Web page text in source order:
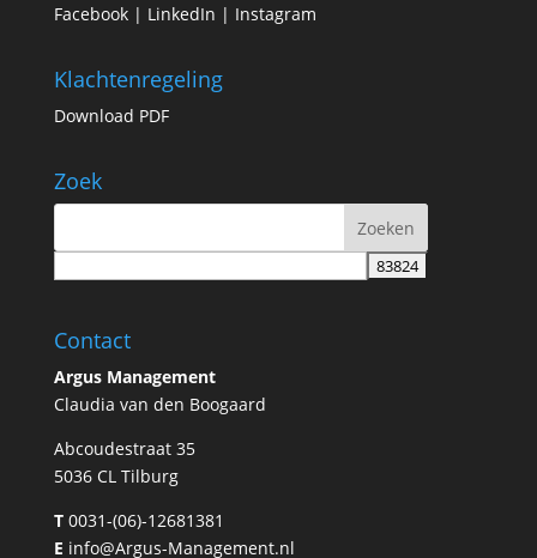
Facebook| LinkedIn | Instagram
Klachtenregeling
Download PDF
Zoek
Contact
Argus Management
Claudia van den Boogaard
Abcoudestraat 35
5036 CL Tilburg
T 0031-(06)-12681381
E info@Argus-Management.nl